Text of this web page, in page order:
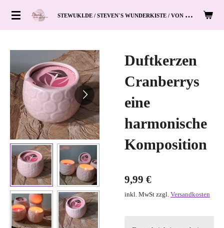
Zum
S
TEWUKI.DE / STEVEN`S WUNDERKISTE / VON HAND ZUM HERZ
Duftkerzen
Cranberrys
eine
harmonische
Komposition
9,99 €
inkl. MwSt zzgl. Versandkosten